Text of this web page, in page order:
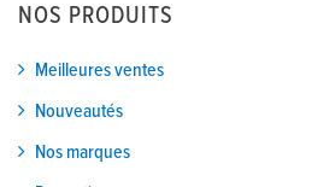
NOS PRODUITS
Meilleures ventes
Nouveautés
Nos marques